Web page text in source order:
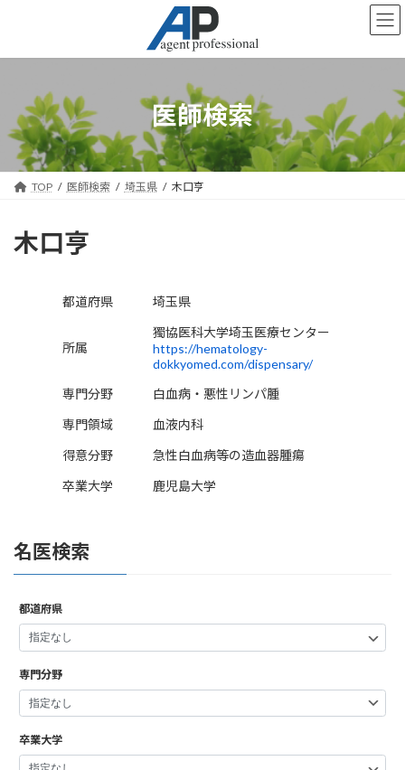
ン
キ
プ
ー
に
動
医師検索
TOP 医師検索 埼玉県 木口亨
木口亨
都道府県 埼玉県
所属
獨協医科大学埼玉医療センター
https://hematology-
dokkyomed.com/dispensary/
専門分野
白血病・悪性リンパ腫
専門領域
血液内科
得意分野
急性白血病等の造血器腫瘍
卒業大学
鹿児島大学
名医検索
都道府県
専門分野
卒業大学